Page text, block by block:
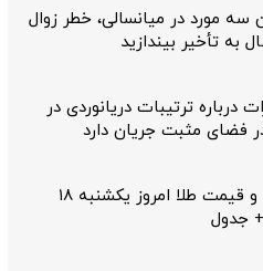
سه مورد در میانسالی، خطر زوال
درباره ترتیبات دریانوردی در
فضای مثبت جریان دارد
قیمت سکه و قیمت طلا امروز یکشنبه ۱۸